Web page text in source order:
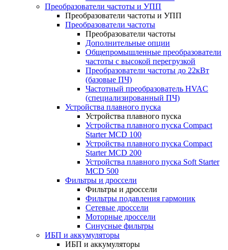
Преобразователи частоты и УПП
Преобразователи частоты и УПП
Преобразователи частоты
Преобразователи частоты
Дополнительные опции
Общепромышленные преобразователи
частоты с высокой перегрузкой
Преобразователи частоты до 22кВт
(базовые ПЧ)
Частотный преобразователь HVAC
(специализированный ПЧ)
Устройства плавного пуска
Устройства плавного пуска
Устройства плавного пуска Compact
Starter MCD 100
Устройства плавного пуска Compact
Starter MCD 200
Устройства плавного пуска Soft Starter
MCD 500
Фильтры и дроссели
Фильтры и дроссели
Фильтры подавления гармоник
Сетевые дроссели
Моторные дроссели
Синусные фильтры
ИБП и аккумуляторы
ИБП и аккумуляторы